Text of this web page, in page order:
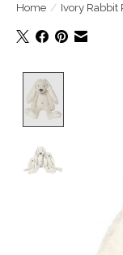
Home / Ivory Rabbit